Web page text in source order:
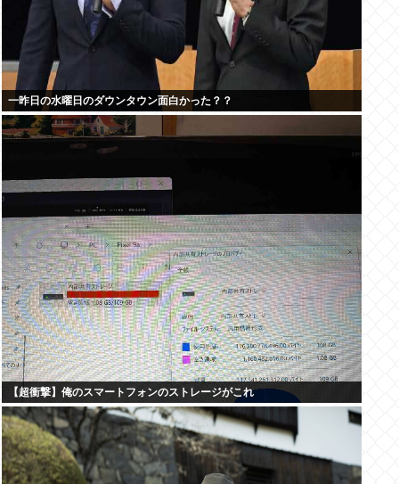
一昨日の水曜日のダウンタウン面白かった？？
【超衝撃】俺のスマートフォンのストレージがこれ